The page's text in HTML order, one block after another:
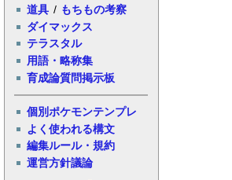
道具 / もちもの考察
ダイマックス
テラスタル
用語・略称集
育成論質問掲示板
個別ポケモンテンプレ
よく使われる構文
編集ルール・規約
運営方針議論